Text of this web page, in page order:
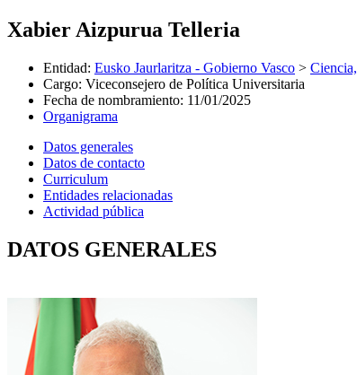
Xabier Aizpurua Telleria
Entidad: Eusko Jaurlaritza - Gobierno Vasco >
Cargo: Viceconsejero de Política Universitaria
Fecha de nombramiento: 11/01/2025
Organigrama
Datos generales
Datos de contacto
Curriculum
Entidades relacionadas
Actividad pública
DATOS GENERALES